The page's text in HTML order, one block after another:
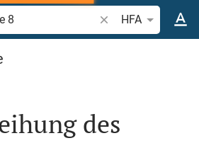
Bibelstelle oder
HFA
des